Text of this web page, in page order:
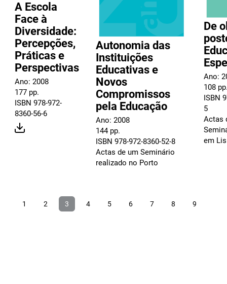
A Escola
Face à
Diversidade:
Percepções,
Práticas e
Perspectivas
Ano: 2008
177 pp.
ISBN 978-972-
8360-56-6
Autonomia das
Instituições
Educativas e
Novos
Compromissos
pela Educação
Ano: 2008
144 pp.
ISBN 978-972-8360-52-8
Actas de um Seminário
realizado no Porto
De
Ano:
108
ISBN
5
Actas
em
1 2 3 4 5 6 7 8 9